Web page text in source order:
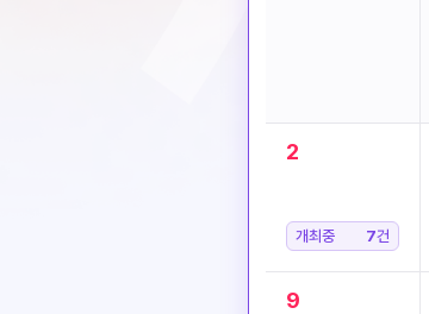
2
개최중 7건
9